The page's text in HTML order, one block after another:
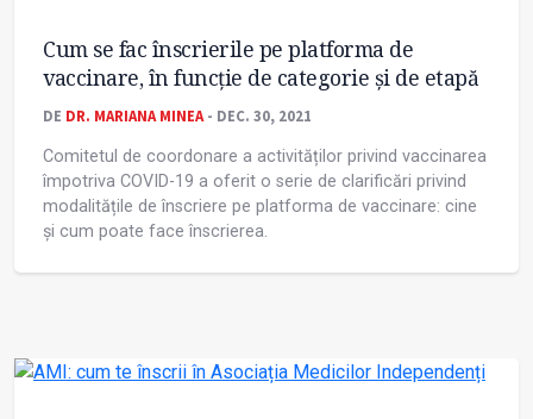
Cum se fac înscrierile pe platforma de
vaccinare, în funcție de categorie și de etapă
DE DR. MARIANA MINEA- DEC. 30, 2021
Comitetul de coordonare a activităților privind vaccinarea
împotriva COVID-19 a oferit o serie de clarificări privind
modalitățile de înscriere pe platforma de vaccinare: cine
și cum poate face înscrierea.